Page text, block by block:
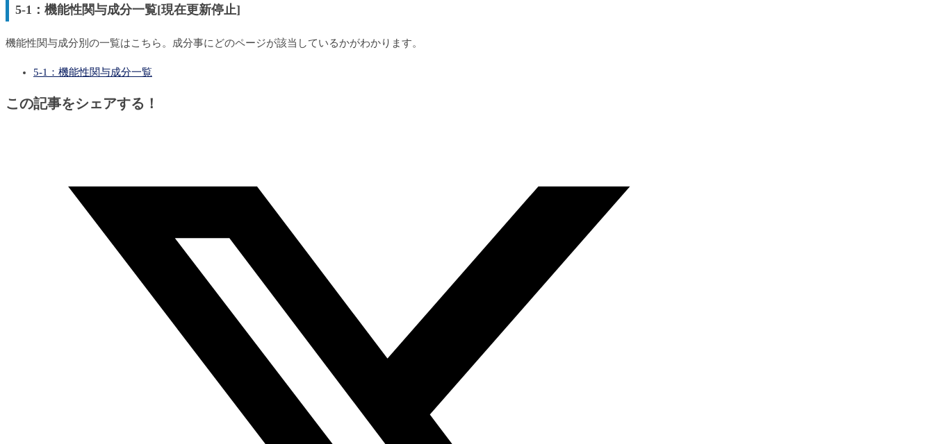
5-1：機能性関与成分一覧[現在更新停止]
機能性関与成分別の一覧はこちら。成分事にどのページが該当しているかがわかります。
5-1：機能性関与成分一覧
この記事をシェアする！